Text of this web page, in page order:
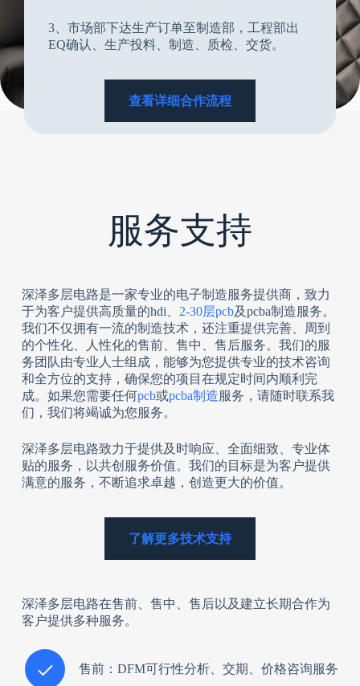
3、市场部下达生产订单至制造部，工程部出
EQ确认、生产投料、制造、质检、交货。
查看详细合作流程
服务支持
深泽多层电路是一家专业的电子制造服务提供商，致力
于为客户提供高质量的hdi、 2-30层pcb及pcba制造服务。
我们不仅拥有一流的制造技术，还注重提供完善、周到
的个性化、人性化的售前、售中、售后服务。我们的服
务团队由专业人士组成，能够为您提供专业的技术咨询
和全方位的支持，确保您的项目在规定时间内顺利完
成。如果您需要任何pcb或pcba制造服务，请随时联系我
们，我们将竭诚为您服务。
深泽多层电路致力于提供及时响应、全面细致、专业体
贴的服务，以共创服务价值。我们的目标是为客户提供
满意的服务，不断追求卓越，创造更大的价值。
了解更多技术支持
深泽多层电路在售前、售中、售后以及建立长期合作为
客户提供多种服务。
售前：DFM可行性分析、交期、价格咨询服务